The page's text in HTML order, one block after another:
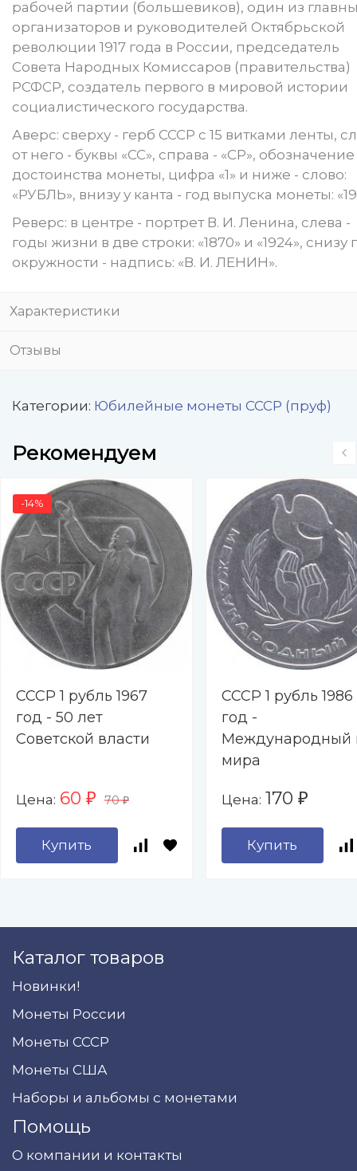
рабочей партии (большевиков), один из
организаторов и руководителей Октябрьской
революции 1917 года в России, председатель
Совета Народных Комиссаров (правительства)
РСФСР, создатель первого в мировой истории
социалистического государства.
Аверс: сверху - герб СССР с 15 витками ленты,
от него - буквы «СС», справа - «СР», обозначение
достоинства монеты, цифра «1» и ниже - слово:
«РУБЛЬ», внизу у канта - год выпуска монеты:
Реверс: в центре - портрет В. И. Ленина, слева -
годы жизни в две строки: «1870» и «1924», снизу
окружности - надпись: «В. И. ЛЕНИН».
Характеристики
Отзывы
Категории: Юбилейные монеты СССР (пруф)
Рекомендуем
-14%
СССР 1 рубль 1967
год - 50 лет
Советской власти
Цена: 60 ₽ 70₽
Купить
СССР 1 рубль 1986
год -
Международный
мира
Цена: 170 ₽
Купить
Каталог товаров
Новинки!
Монеты России
Монеты СССР
Монеты США
Наборы и альбомы с монетами
Помощь
О компании и контакты